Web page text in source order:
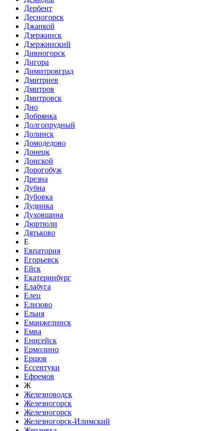
Дербент
Десногорск
Джанкой
Дзержинск
Дзержинский
Дивногорск
Дигора
Димитровград
Дмитриев
Дмитров
Дмитровск
Дно
Добрянка
Долгопрудный
Долинск
Домодедово
Донецк
Донской
Дорогобуж
Дрезна
Дубна
Дубовка
Дудинка
Духовщина
Дюртюли
Дятьково
Е
Евпатория
Егорьевск
Ейск
Екатеринбург
Елабуга
Елец
Елизово
Ельня
Еманжелинск
Емва
Енисейск
Ермолино
Ершов
Ессентуки
Ефремов
Ж
Железноводск
Железногорск
Железногорск
Железногорск-Илимский